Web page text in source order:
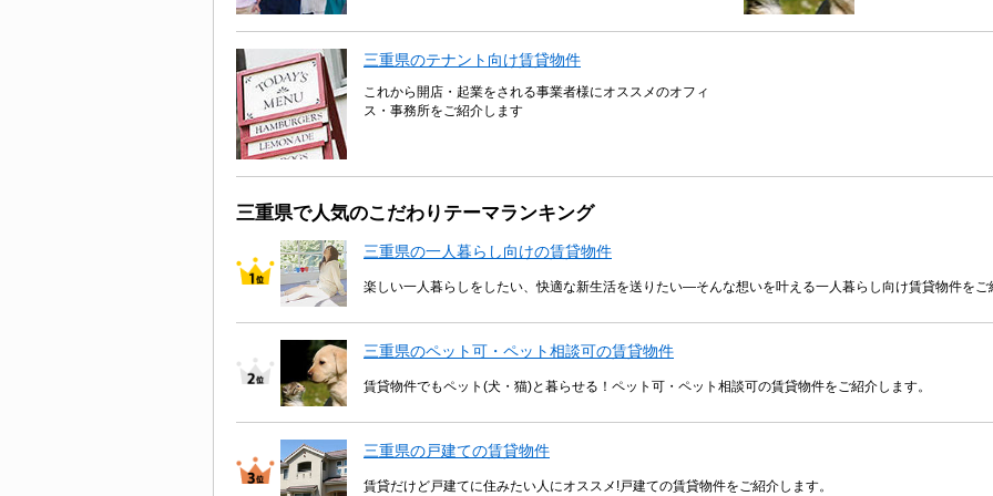
三重県のテナント向け賃貸物件
これから開店・起業をされる事業者様にオススメのオフィ
ス・事務所をご紹介します
三重県で人気のこだわりテーマランキング
三重県の一人暮らし向けの賃貸物件
楽しい一人暮らしをしたい、快適な新生活を送りたい―そんな想いを叶える一人暮らし向け賃貸物件をご
三重県のペット可・ペット相談可の賃貸物件
賃貸物件でもペット(犬・猫)と暮らせる！ペット可・ペット相談可の賃貸物件をご紹介します。
三重県の戸建ての賃貸物件
賃貸だけど戸建てに住みたい人にオススメ!戸建ての賃貸物件をご紹介します。